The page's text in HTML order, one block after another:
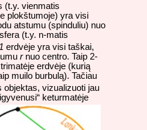
(t.y. vienmatis
plokštumoje) yra visi
atstumu (spinduliu) nuo
(t.y. n-matis
erdvėje yra visi taškai,
rnuo centro. Taip 2-
erdvėje (kurią
muilo burbulą). Tačiau
objektas, vizualizuoti jau
keturmatėje